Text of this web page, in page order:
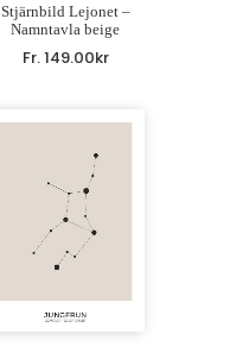
Stjärnbild Lejonet –
Namntavla beige
Fr.149.00kr